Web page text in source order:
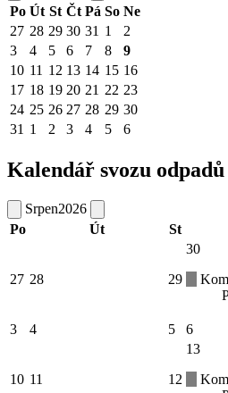
Po Út St Čt Pá So Ne
27 28 29 30 31 1
2
3
4 5 6 7 8
9
10 11 12 13 14 15 16
17 18 19 20 21 22 23
24 25 26 27 28 29 30
31 1 2 3 4 5 6
Kalendář svozu odpadů
Srpen2026
Po
Út St
27 28 29
30
3 4 5 6
10 11 12
13